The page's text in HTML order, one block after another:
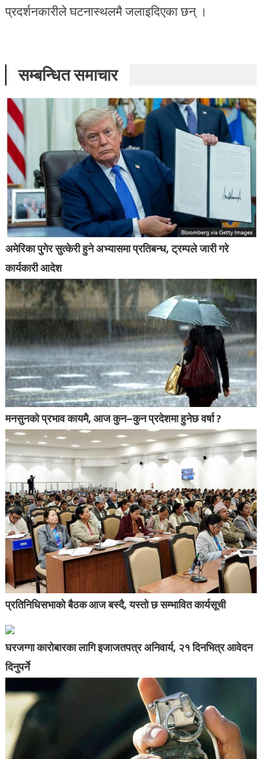
प्रदर्शनकारीले घटनास्थलमै जलाइदिएका छन् ।
सम्बन्धित समाचार
अमेरिका पुगेर सुत्केरी हुने अभ्यासमा प्रतिबन्ध, ट्रम्पले जारी गरे
कार्यकारी आदेश
मनसुनको प्रभाव कायमै, आज कुन–कुन प्रदेशमा हुनेछ वर्षा ?
प्रतिनिधिसभाको बैठक आज बस्दै, यस्तो छ सम्भावित कार्यसूची
घरजग्गा कारोबारका लागि इजाजतपत्र अनिवार्य, २१ दिनभित्र आवेदन
दिनुपर्ने